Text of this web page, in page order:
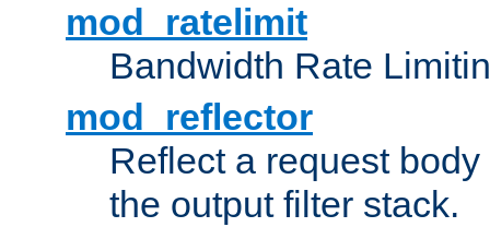
mod_ratelimit
Bandwidth Rate
mod_reflector
Reflect a request
the output filter stack.